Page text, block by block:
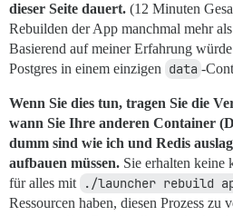
dieser Seite dauert. (12 Minuten
Rebuilden der App manchmal mehr
Basierend auf meiner Erfahrung
Postgres in einem einzigen data -
Wenn Sie dies tun, tragen Sie die
wann Sie Ihre anderen Container
dumm sind wie ich und Redis
aufbauen müssen. Sie erhalten keine
für alles mit
./launcher rebuild
Ressourcen haben, diesen Prozess zu